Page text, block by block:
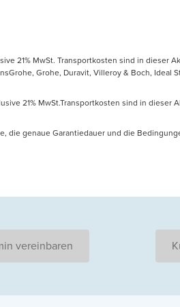
21% MwSt. Transportkosten sind in dieser
Grohe, Duravit, Villeroy & Boch, Ideal
21% MwSt.Transportkosten sind in
genaue Garantiedauer und die
vereinbaren